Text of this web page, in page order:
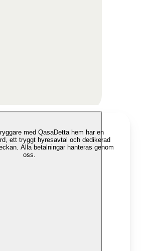
med QasaDetta hem har en
ett tryggt hyresavtal och dedikerad
Alla betalningar hanteras genom
oss.